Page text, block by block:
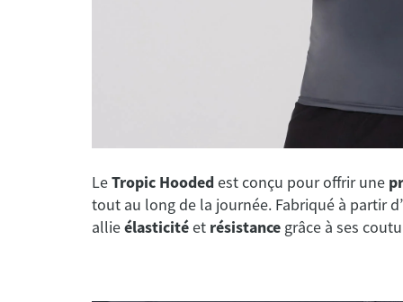
LeTropic Hoodedest conçu pour offrir une
tout au long de la journée. Fabriqué à partir
allieélasticitéet résistance grâce à ses